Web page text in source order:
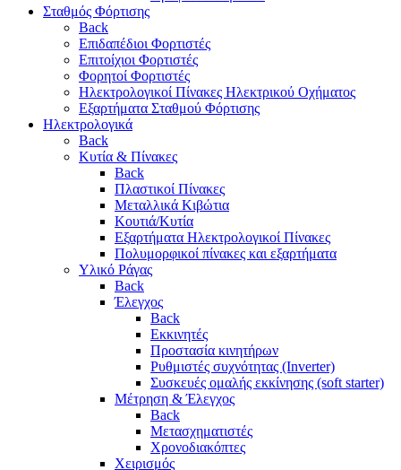
Σταθμός Φόρτισης
Back
Επιδαπέδιοι Φορτιστές
Επιτoίχιοι Φορτιστές
Φορητοί Φορτιστές
Ηλεκτρολογικοί Πίνακες Ηλεκτρικού Οχήματος
Εξαρτήματα Σταθμού Φόρτισης
Ηλεκτρολογικά
Back
Κυτία & Πίνακες
Back
Πλαστικοί Πίνακες
Μεταλλικά Κιβώτια
Κουτιά/Κυτία
Εξαρτήματα Ηλεκτρολογικοί Πίνακες
Πολυμορφικοί πίνακες και εξαρτήματα
Υλικό Ράγας
Back
Έλεγχος
Back
Εκκινητές
Προστασία κινητήρων
Ρυθμιστές συχνότητας (Inverter)
Συσκευές ομαλής εκκίνησης (soft starter)
Μέτρηση & Έλεγχος
Back
Μετασχηματιστές
Χρονοδιακόπτες
Χειρισμός